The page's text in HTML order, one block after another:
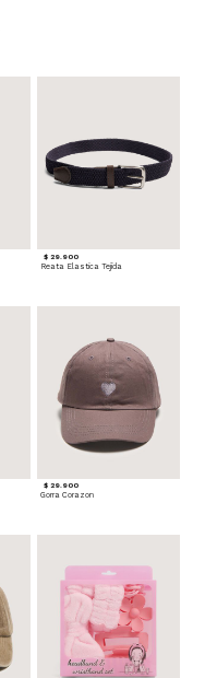
$ 29.900
Reata Elastica Tejida
$ 29.900
Gorra Corazon